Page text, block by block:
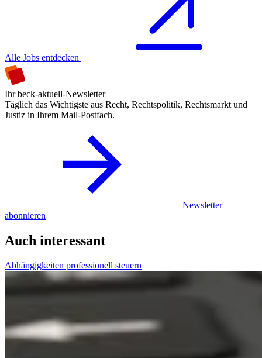
Alle Jobs entdecken
Ihr beck-aktuell-Newsletter
Täglich das Wichtigste aus Recht, Rechtspolitik, Rechtsmarkt und
Justiz in Ihrem Mail-Postfach.
Newsletter
abonnieren
Auch interessant
Abhängigkeiten professionell steuern